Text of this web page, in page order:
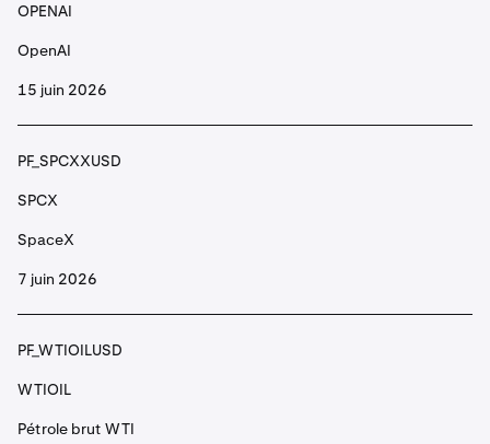
Fusionist
AEVO
PF_AGLDUSD
Adventure Gold
PF_AIUSD
OPENAI
OpenAI
15 juin 2026
PF_SPCXXUSD
SPCX
SpaceX
7 juin 2026
PF_WTIOILUSD
WTIOIL
Pétrole brut WTI